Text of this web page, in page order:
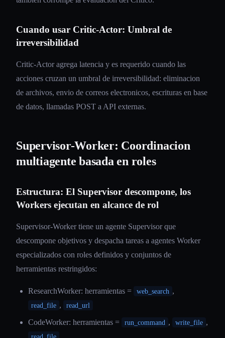
Cuando usar Critic-Actor: Umbral de
irreversibilidad
Critic-Actor agrega latencia y es requerido cuando las
acciones cruzan un umbral de irreversibilidad: eliminacion
de archivos, envio de correos electronicos, escrituras en base
de datos, llamadas POST a API externas.
Supervisor-Worker: Coordinacion
multiagente basada en roles
Estructura: El Supervisor descompone, los
Workers ejecutan en alcance de rol
Supervisor-Worker tiene un agente Supervisor que
descompone objetivos y despacha tareas a agentes Worker
especializados con roles definidos y conjuntos de
herramientas restringidos:
ResearchWorker: herramientas = web_search ,
read_file , read_url
CodeWorker: herramientas = run_command , write_file ,